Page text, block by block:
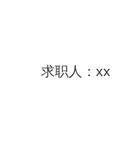
求职人：xx